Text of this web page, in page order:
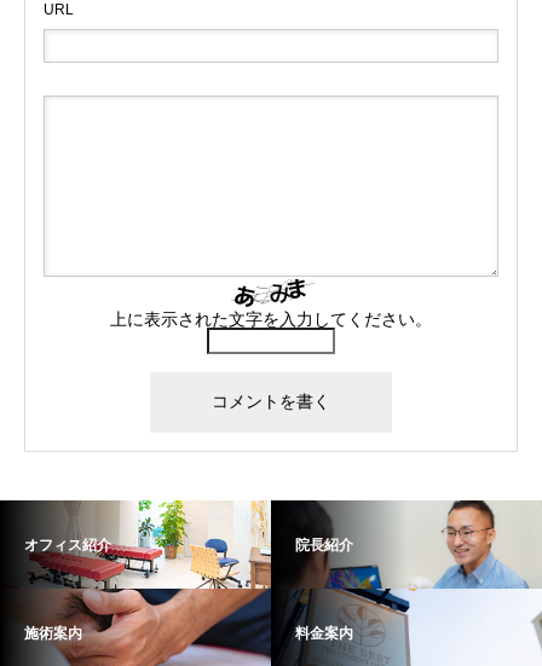
URL
上に表示された文字を入力してください。
オフィス紹介 院長紹介
施術案内 料金案内